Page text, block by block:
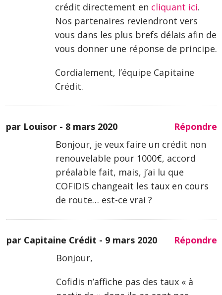
crédit directement en cliquant ici.
Nos partenaires reviendront vers
vous dans les plus brefs délais afin de
vous donner une réponse de principe.
Cordialement, l’équipe Capitaine
Crédit.
par Louisor - 8 mars 2020
Répondre
Bonjour, je veux faire un crédit non
renouvelable pour 1000€, accord
préalable fait, mais, j’ai lu que
COFIDIS changeait les taux en cours
de route… est-ce vrai ?
par Capitaine Crédit - 9 mars 2020
Répondre
Bonjour,
Cofidis n’affiche pas des taux « à